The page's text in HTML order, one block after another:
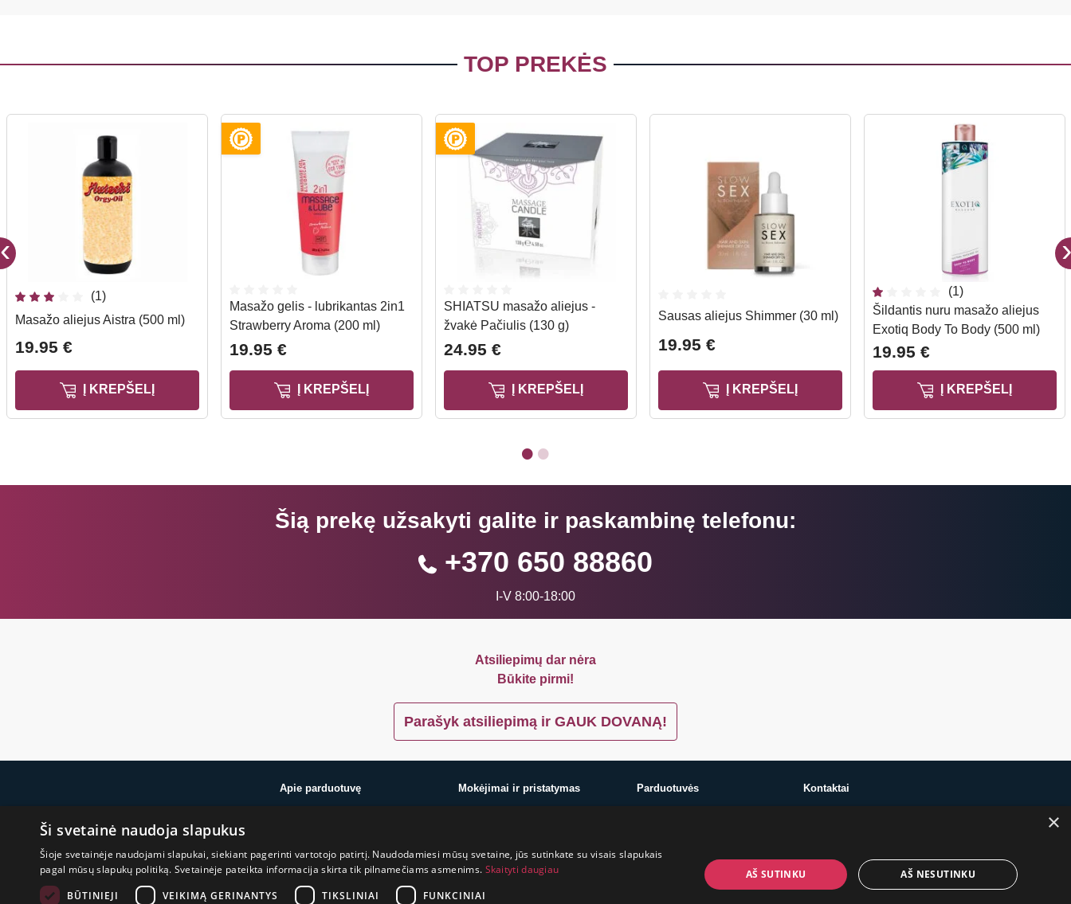
TOP PREKĖS
(1)
Masažo aliejus Aistra (500 ml)
19.95 €
Į KREPŠELĮ
Masažo gelis - lubrikantas 2in1
Strawberry Aroma (200 ml)
19.95 €
Į KREPŠELĮ
SHIATSU masažo aliejus -
žvakė Pačiulis (130 g)
24.95 €
Į KREPŠELĮ
Sausas aliejus Shimmer (30 ml)
19.95 €
Į KREPŠELĮ
(1)
Šildantis nuru masažo aliejus
Exotiq Body To Body (500 ml)
19.95 €
Į KREPŠELĮ
Šią prekę užsakyti galite ir paskambinę telefonu:
+370 650 88860
I-V 8:00-18:00
Atsiliepimų dar nėra
Būkite pirmi!
Parašyk atsiliepimą ir GAUK DOVANĄ!
Apie parduotuvę
Blogas
Prekiniai ženklai
Parama Ukrainai
Mokėjimai ir pristatymas
Konfidencialumas
Pirkimo taisyklės
Parduotuvės
Klaipėda
Kontaktai
prekes@suaugusiems.lt
×
Ši svetainė naudoja slapukus
Šioje svetainėje naudojami slapukai, siekiant pagerinti vartotojo patirtį. Naudodamiesi mūsų svetaine, jūs sutinkate su visais slapukais
pagal mūsų slapukų politiką. Svetainėje pateikta informacija skirta tik pilnamečiams asmenims. Skaityti daugiau
BŪTINIEJI
VEIKIMĄ GERINANTYS TIKSLINIAI FUNKCINIAI
AŠ SUTINKU AŠ NESUTINKU